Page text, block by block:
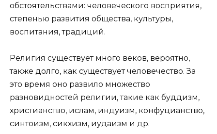
обстоятельствами: человеческого восприятия,
степенью развития общества, культуры,
воспитания, традиций.
Религия существует много веков, вероятно,
также долго, как существует человечество. За
это время оно развило множество
разновидностей религии, такие как буддизм,
христианство, ислам, индуизм, конфуцианство,
синтоизм, сикхизм, иудаизм и др.